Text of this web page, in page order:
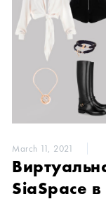
March 11, 2021
SiaSpace